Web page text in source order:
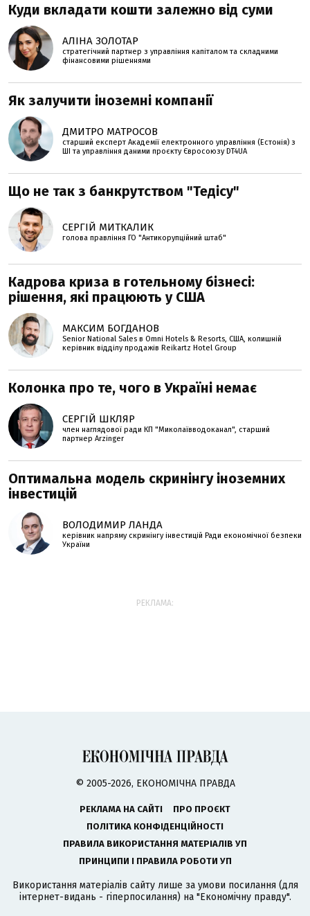
Куди вкладати кошти залежно від суми
АЛІНА ЗОЛОТАР
стратегічний партнер з управління капіталом та складними
фінансовими рішеннями
Як залучити іноземні компанії
ДМИТРО МАТРОСОВ
старший експерт Академії електронного управління (Естонія) з
ШІ та управління даними проєкту Євросоюзу DT4UA
Що не так з банкрутством "Тедісу"
СЕРГІЙ МИТКАЛИК
голова правління ГО "Антикорупційний штаб"
Кадрова криза в готельному бізнесі:
рішення, які працюють у США
МАКСИМ БОГДАНОВ
Senior National Sales в Omni Hotels & Resorts, США, колишній
керівник відділу продажів Reikartz Hotel Group
Колонка про те, чого в Україні немає
СЕРГІЙ ШКЛЯР
член наглядової ради КП "Миколаївводоканал", старший
партнер Arzinger
Оптимальна модель скринінгу іноземних
інвестицій
ВОЛОДИМИР ЛАНДА
керівник напряму скринінгу інвестицій Ради економічної безпеки
України
РЕКЛАМА:
© 2005-2026, ЕКОНОМІЧНА ПРАВДА
РЕКЛАМА НА САЙТІ
ПРО ПРОЄКТ
ПОЛІТИКА КОНФІДЕНЦІЙНОСТІ
ПРАВИЛА ВИКОРИСТАННЯ МАТЕРІАЛІВ УП
ПРИНЦИПИ І ПРАВИЛА РОБОТИ УП
Використання матеріалів сайту лише за умови посилання (для
інтернет-видань - гіперпосилання) на "Економічну правду".